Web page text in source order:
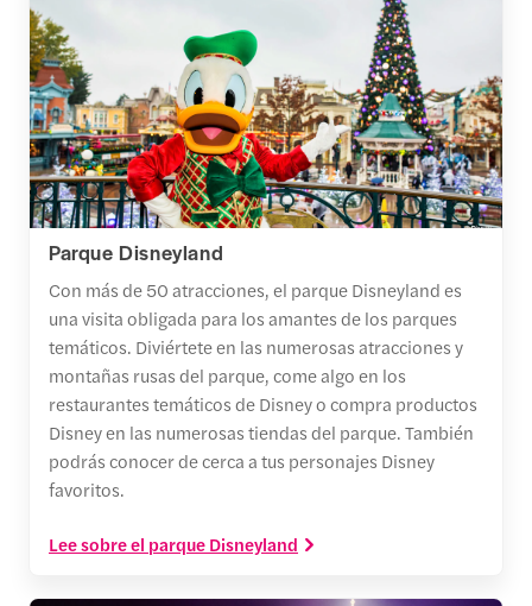
Parque Disneyland
Con más de 50 atracciones, el parque Disneyland es
una visita obligada para los amantes de los parques
temáticos. Diviértete en las numerosas atracciones y
montañas rusas del parque, come algo en los
restaurantes temáticos de Disney o compra productos
Disney en las numerosas tiendas del parque. También
podrás conocer de cerca a tus personajes Disney
favoritos.
Lee sobre el parque Disneyland